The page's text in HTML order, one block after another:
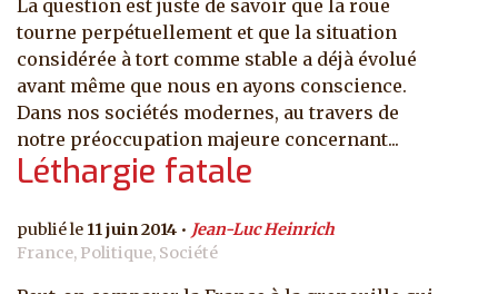
La question est juste de savoir que la roue
tourne perpétuellement et que la situation
considérée à tort comme stable a déjà évolué
avant même que nous en ayons conscience.
Dans nos sociétés modernes, au travers de
notre préoccupation majeure concernant...
Léthargie fatale
11 juin 2014
Jean-Luc Heinrich
France, Politique, Société